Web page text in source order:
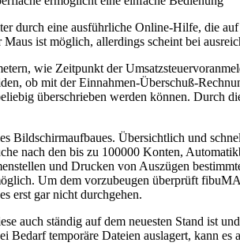
eine ausführliche Online-Hilfe, die
ist möglich, allerdings scheint bei
wie Zeitpunkt der
ob mit der Einnahmen-Überschuß-
überschrieben werden können. Durch
Bildschirmaufbaues. Übersichtlich und
nach den bis zu 100000 Konten,
und Drucken von Auszügen
Um dem vorzubeugen überprüft
erst gar nicht durchgehen.
auch ständig auf dem neuesten Stand ist
temporäre Dateien auslagert, kann es